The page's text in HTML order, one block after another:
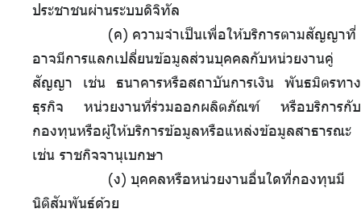
ประชาชนผ่านระบบดิจิทัล
(ค) ความจำเป็นเพื่อให้บริการตามสัญญาที่
อาจมีการแลกเปลี่ยนข้อมูลส่วนบุคคลกับหน่วยงานคู่
สัญญา เช่น ธนาคารหรือสถาบันการเงิน พันธมิตรทาง
ธุรกิจ หน่วยงานที่ร่วมออกผลิตภัณฑ์ หรือบริการกับ
กองทุนหรือผู้ให้บริการข้อมูลหรือแหล่งข้อมูลสาธารณะ
เช่น ราชกิจจานุเบกษา
(ง) .บุคคลหรือหน่วยงานอื่นใดที่กองทุนมี
นิติสัมพันธ์ด้วย